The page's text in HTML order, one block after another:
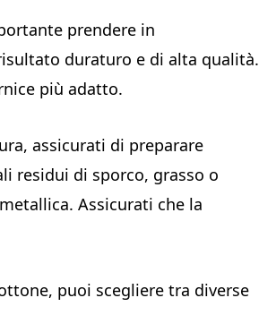
prendere in
duraturo e di alta qualità.
più adatto.
assicurati di preparare
residui di sporco, grasso o
Assicurati che la
puoi scegliere tra diverse